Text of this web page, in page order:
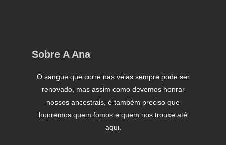
Sobre A Ana
O sangue que corre nas veias sempre pode ser
renovado, mas assim como devemos honrar
nossos ancestrais, é também preciso que
honremos quem fomos e quem nos trouxe até
aqui.